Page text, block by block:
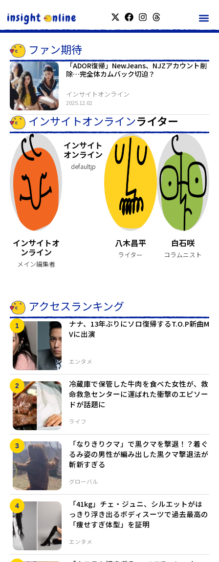
ファン期待
「ADOR復帰」NewJeans、NJZアカウント削
除…完全体カムバック切迫？
2025.12.02
インサイトオンライン
インサイトオンラインライター
インサイトオ
ンライン
メイン編集者
インサイト
オンライン
defaultjp
八木昌平
ライター
白石咲
コラムニスト
アクセスランキング
エンタメ
ナナ、13年ぶりにソロ復帰するT.O.P新曲M
Vに出演
ライフ
冷蔵庫で保管した牛肉を食べた女性が、救
命救急センターに運ばれた衝撃のエピソー
ドが話題に
グローバル
「なりきりクマ」で黒クマを撃退！？着ぐ
るみ姿の男性が編み出した黒クマ撃退法が
斬新すぎる
エンタメ
「41kg」チェ・ジュニ、シルエットがは
っきり浮き出るボディスーツで過去最高の
「痩せすぎ体型」を証明